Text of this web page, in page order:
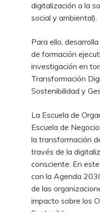
digitalización a la
social y ambiental).
Para ello,
de formación
investigación en
Transformación
Sostenibilidad y
La Escuela de
Escuela de
la transformación
través de la
consciente. En
con la Agenda
de las
impacto sobre los